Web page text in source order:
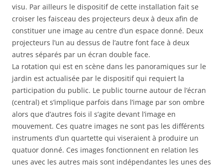
visu. Par ailleurs le dispositif de cette installation fait se
croiser les faisceau des projecteurs deux à deux afin de
constituer une image au centre d’un espace donné. Deux
projecteurs l’un au dessus de l’autre font face à deux
autres séparés par un écran double face.
La rotation qui est en scène dans les panoramiques sur le
jardin est actualisée par le dispositif qui requiert la
participation du public. Le public tourne autour de l’écran
(central) et s’implique parfois dans l’image par son ombre
alors que d’autres fois il s’agite devant l’image en
mouvement. Ces quatre images ne sont pas les différents
instruments d’un quartette qui viseraient à produire un
quatuor donné. Ces images fonctionnent en relation les
unes avec les autres mais sont indépendantes les unes des